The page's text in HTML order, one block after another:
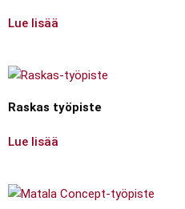
Lue lisää
Raskas työpiste
Lue lisää